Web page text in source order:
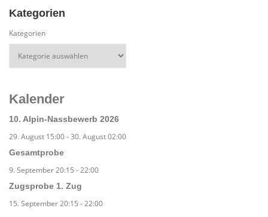
Kategorien
Kategorien
Kalender
10. Alpin-Nassbewerb 2026
29. August 15:00-30. August 02:00
Gesamtprobe
9. September 20:15 -22:00
Zugsprobe 1. Zug
15. September 20:15 -22:00